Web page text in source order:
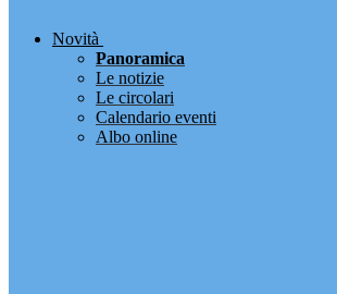
Novità
Panoramica
Le notizie
Le circolari
Calendario eventi
Albo online